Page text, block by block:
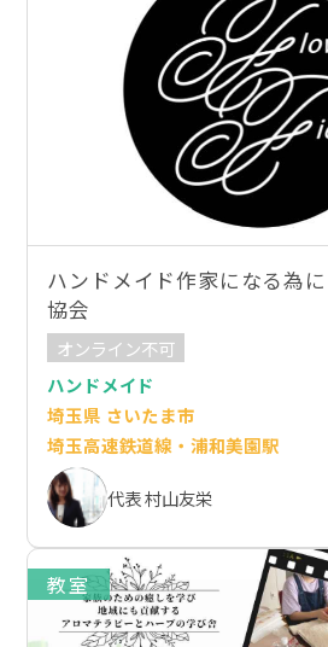
ハンドメイド作家になる為
協会
オンライン不可
ハンドメイド
埼玉県 さいたま市
埼玉高速鉄道線・浦和美園駅
代表 村山友栄
教室